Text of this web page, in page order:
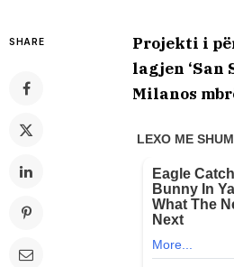
SHARE
Projekti i
lagjen
Milanos